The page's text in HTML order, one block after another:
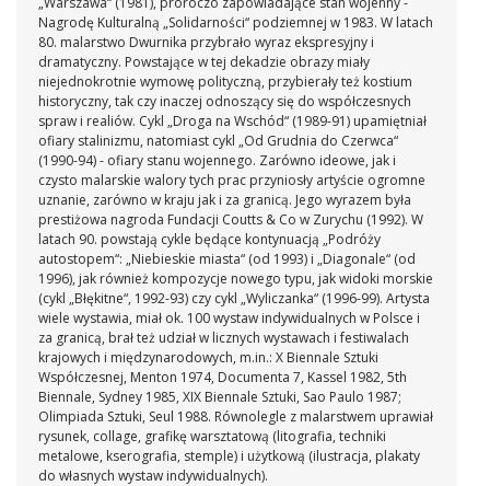
Nagrodę Kulturalną „Solidarności“ podziemnej w 1983. W latach
80. malarstwo Dwurnika przybrało wyraz ekspresyjny i
dramatyczny. Powstające w tej dekadzie obrazy miały
niejednokrotnie wymowę polityczną, przybierały też kostium
historyczny, tak czy inaczej odnoszący się do współczesnych
spraw i realiów. Cykl „Droga na Wschód“ (1989-91) upamiętniał
ofiary stalinizmu, natomiast cykl „Od Grudnia do Czerwca“
(1990-94) - ofiary stanu wojennego. Zarówno ideowe, jak i
czysto malarskie walory tych prac przyniosły artyście ogromne
uznanie, zarówno w kraju jak i za granicą. Jego wyrazem była
prestiżowa nagroda Fundacji Coutts & Co w Zurychu (1992). W
latach 90. powstają cykle będące kontynuacją „Podróży
autostopem“: „Niebieskie miasta“ (od 1993) i „Diagonale“ (od
1996), jak również kompozycje nowego typu, jak widoki morskie
(cykl „Błękitne“, 1992-93) czy cykl „Wyliczanka“ (1996-99). Artysta
wiele wystawia, miał ok. 100 wystaw indywidualnych w Polsce i
za granicą, brał też udział w licznych wystawach i festiwalach
krajowych i międzynarodowych, m.in.: X Biennale Sztuki
Współczesnej, Menton 1974, Documenta 7, Kassel 1982, 5th
Biennale, Sydney 1985, XIX Biennale Sztuki, Sao Paulo 1987;
Olimpiada Sztuki, Seul 1988. Równolegle z malarstwem uprawiał
rysunek, collage, grafikę warsztatową (litografia, techniki
metalowe, kserografia, stemple) i użytkową (ilustracja, plakaty
do własnych wystaw indywidualnych).